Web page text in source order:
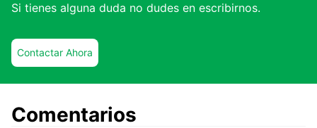
Si tienes alguna duda no dudes en escribirnos.
Contactar Ahora
Comentarios